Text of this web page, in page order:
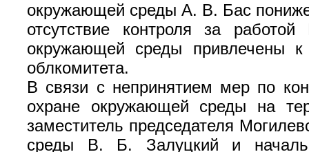
окружающей среды А. В. Бас
отсутствие контроля за
окружающей среды привлечены к
облкомитета.
В связи с непринятием мер по
охране окружающей среды на
заместитель председателя
среды В. Б. Залуцкий и